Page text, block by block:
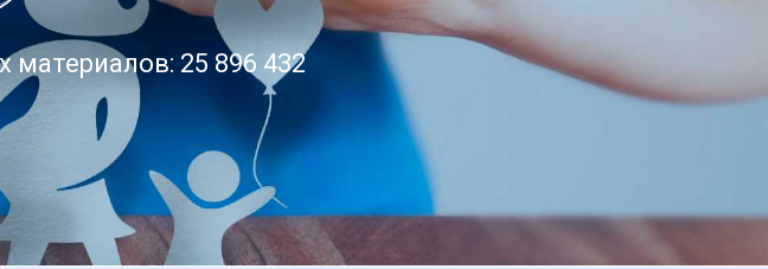
материалов: 25 896 432